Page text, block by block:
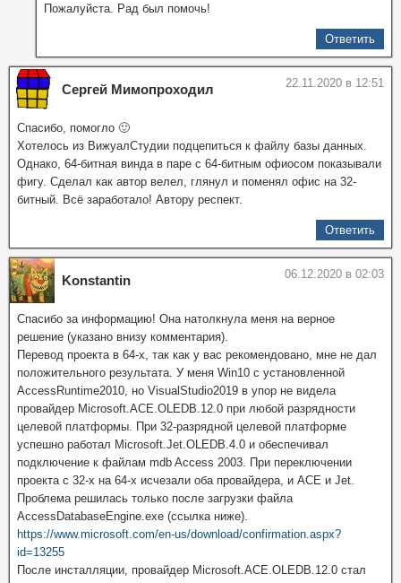
Пожалуйста. Рад был помочь!
Ответить
Сергей Мимопроходил 22.11.2020 в 12:51
Спасибо, помогло 🙂
Хотелось из ВижуалСтудии подцепиться к файлу базы данных.
Однако, 64-битная винда в паре с 64-битным офиосом показывали
фигу. Сделал как автор велел, глянул и поменял офис на 32-
битный. Всё заработало! Автору респект.
Ответить
Konstantin 06.12.2020 в 02:03
Спасибо за информацию! Она натолкнула меня на верное
решение (указано внизу комментария).
Перевод проекта в 64-х, так как у вас рекомендовано, мне не дал
положительного результата. У меня Win10 c установленной
AccessRuntime2010, но VisualStudio2019 в упор не видела
провайдер Microsoft.ACE.OLEDB.12.0 при любой разрядности
целевой платформы. При 32-разрядной целевой платформе
успешно работал Microsoft.Jet.OLEDB.4.0 и обеспечивал
подключение к файлам mdb Access 2003. При переключении
проекта с 32-х на 64-х исчезали оба провайдера, и ACE и Jet.
Проблема решилась только после загрузки файла
AccessDatabaseEngine.exe (ссылка ниже).
https://www.microsoft.com/en-us/download/confirmation.aspx?
id=13255
После инсталляции, провайдер Microsoft.ACE.OLEDB.12.0 стал